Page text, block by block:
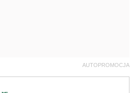
AUTOPROMOCJA